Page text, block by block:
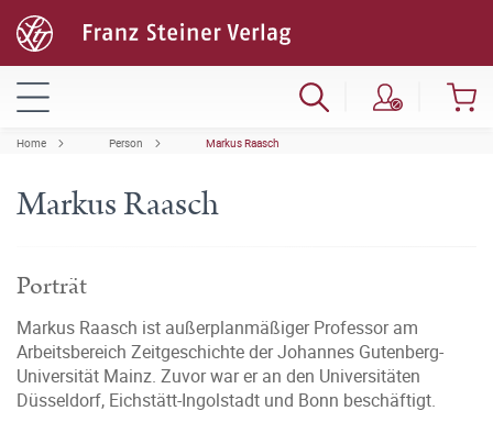
Home Person Markus Raasch
Markus Raasch
Porträt
Markus Raasch ist außerplanmäßiger Professor am
Arbeitsbereich Zeitgeschichte der Johannes Gutenberg-
Universität Mainz. Zuvor war er an den Universitäten
Düsseldorf, Eichstätt-Ingolstadt und Bonn beschäftigt.